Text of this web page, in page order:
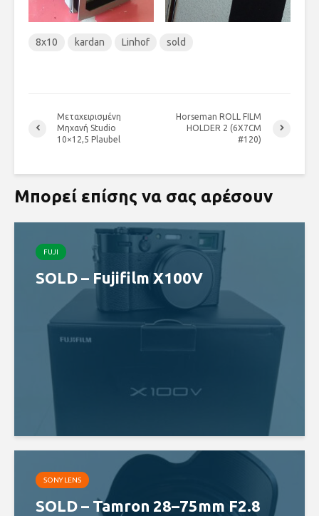
8x10 kardan Linhof sold
Μεταχειρισμένη
Μηχανή Studio
10×12,5 Plaubel
Horseman ROLL FILM
HOLDER 2 (6X7CM
#120)
Μπορεί επίσης να σας αρέσουν
FUJI
SOLD – Fujifilm X100V
SONY LENS
SOLD – Tamron 28–75mm F2.8